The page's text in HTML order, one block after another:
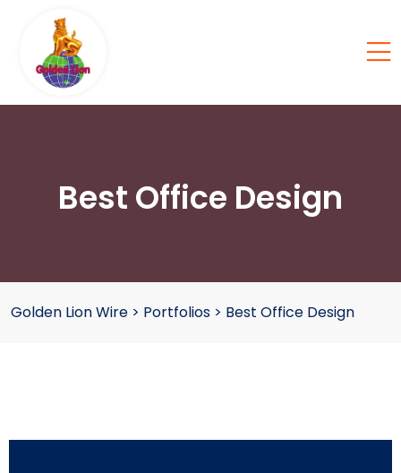
Best Office Design
Golden Lion Wire > Portfolios > Best Office Design